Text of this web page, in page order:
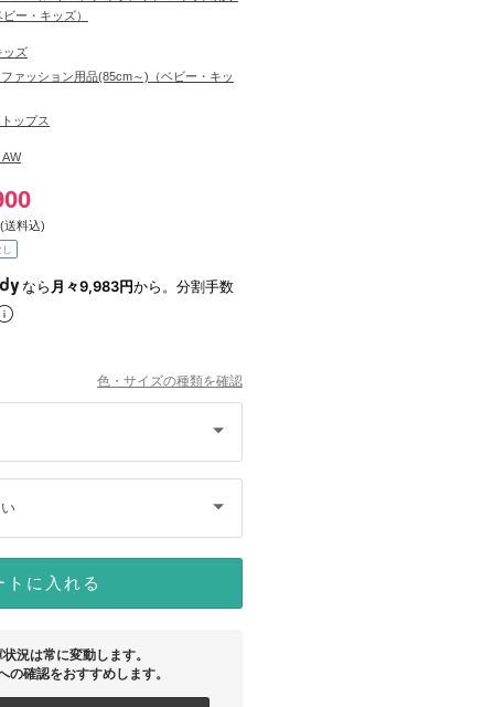
ー・キッズ）
ッズ
ァッション用品(85cm～)（ベビー・キッ
ップス
AW
送料込)
なら月々9,983円から。分割手数
色・サイズの種類を確認
トに入れる
況は常に変動します。
の確認をおすすめします。